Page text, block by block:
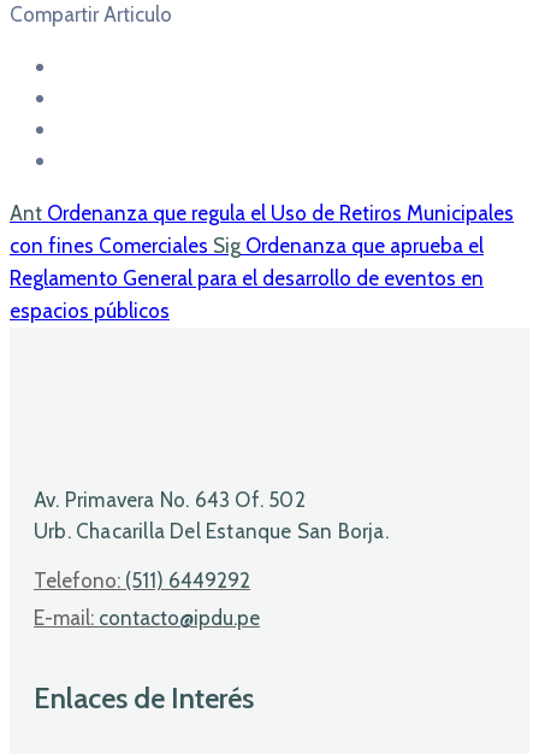
Compartir Articulo
Ant Ordenanza que regula el Uso de Retiros Municipales
con fines Comerciales Sig Ordenanza que aprueba el
Reglamento General para el desarrollo de eventos en
espacios públicos
Av. Primavera No. 643 Of. 502
Urb. Chacarilla Del Estanque San Borja.
Telefono: (511) 6449292
E-mail: contacto@ipdu.pe
Enlaces de Interés